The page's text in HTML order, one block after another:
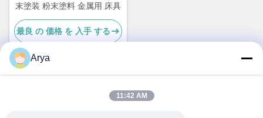
末塗装 粉末塗料 金属用 床具
最良 の 価格 を 入手 する
Arya
11:42 AM